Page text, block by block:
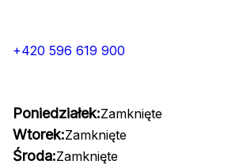
+420 596 619 900
Poniedziałek:Zamknięte
Wtorek:Zamknięte
Środa:Zamknięte